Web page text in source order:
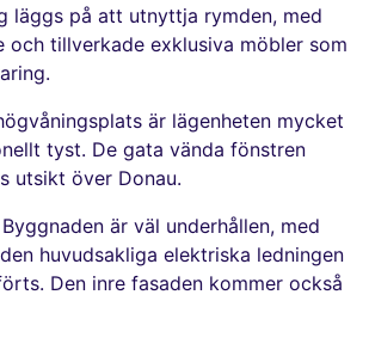
läggs på att utnyttja rymden, med
och tillverkade exklusiva möbler som
är lägenheten mycket
tyst. De gata vända fönstren
utsikt över Donau.
Byggnaden är väl underhållen, med
huvudsakliga elektriska ledningen
Den inre fasaden kommer också